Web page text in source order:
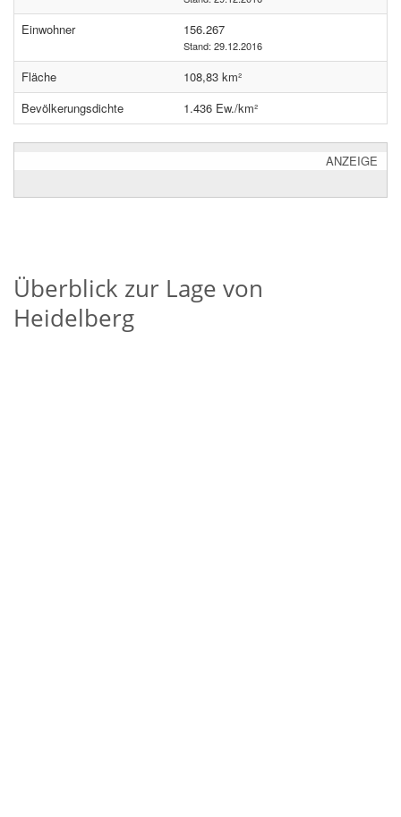
Einwohner 156.267
Stand: 29.12.2016
Fläche
108,83 km²
Bevölkerungsdichte
1.436 Ew./km²
ANZEIGE
Überblick zur Lage von
Heidelberg